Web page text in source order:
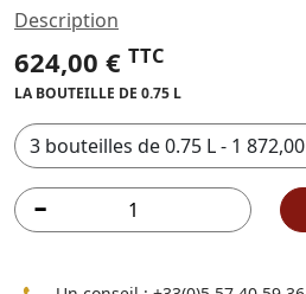
Description
624,00 € TTC
LA BOUTEILLE DE 0.75 L